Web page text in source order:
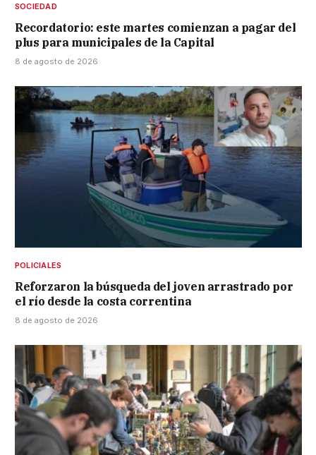
SOCIEDAD
Recordatorio: este martes comienzan a pagar del
plus para municipales de la Capital
8 de agosto de 2026
POLICIALES
Reforzaron la búsqueda del joven arrastrado por
el río desde la costa correntina
8 de agosto de 2026